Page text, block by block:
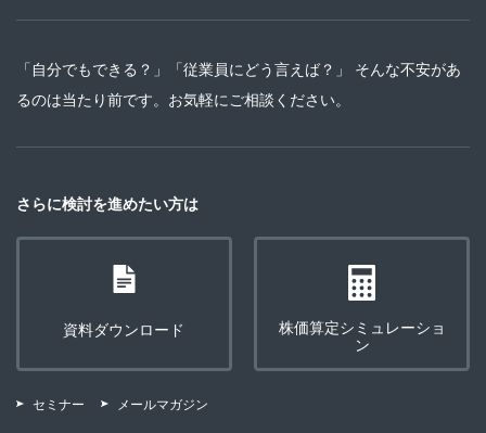
「自分でもできる？」「従業員にどう言えば？」 そんな不安があ
るのは当たり前です。お気軽にご相談ください。
さらに検討を進めたい方は
資料ダウンロード
株価算定シミュレーショ
ン
セミナー メールマガジン